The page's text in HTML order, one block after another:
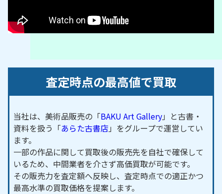
査定時点の最高値で買取
当社は、美術品販売の「BAKU Art Gallery」と古書・
資料を扱う「あらた古書店」をグループで運営してい
ます。
一部の作品に関して買取後の販売先を自社で確保して
いるため、中間業者を介さず高価買取が可能です。
その販売力を査定額へ反映し、査定時点での適正かつ
最高水準の買取価格を提案します。